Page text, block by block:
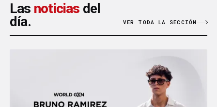
Las noticias del
día.
VER TODA LA SECCIÓN